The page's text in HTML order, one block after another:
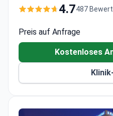
bietet modernste
kostet etwa 250 €. Die
Valgus-Deformität liegt
10.000 € und 15.000 €,
Eingriff, Anästhesie und
umfassendes Paket für
4.7487
Preis auf Anfrage
Kostenloses